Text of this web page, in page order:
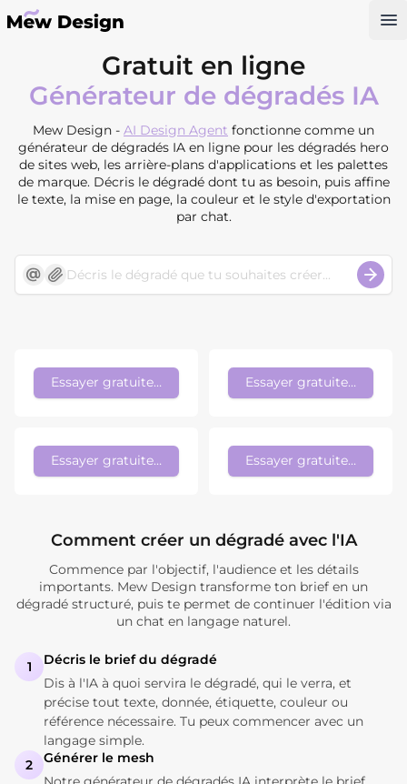
Gratuit en ligne
Générateur de dégradés IA
Mew Design - AI Design Agent fonctionne comme un
générateur de dégradés IA en ligne pour les dégradés hero
de sites web, les arrière-plans d'applications et les palettes
de marque. Décris le dégradé dont tu as besoin, puis affine
le texte, la mise en page, la couleur et le style d'exportation
par chat.
Essayer gratuitement Essayer gratuitement
Essayer gratuitement Essayer gratuitement
Comment créer un dégradé avec l'IA
Commence par l'objectif, l'audience et les détails
importants. Mew Design transforme ton brief en un
dégradé structuré, puis te permet de continuer l'édition via
un chat en langage naturel.
1
Décris le brief du dégradé
Dis à l'IA à quoi servira le dégradé, qui le verra, et
précise tout texte, donnée, étiquette, couleur ou
référence nécessaire. Tu peux commencer avec un
langage simple.
2
Générer le mesh